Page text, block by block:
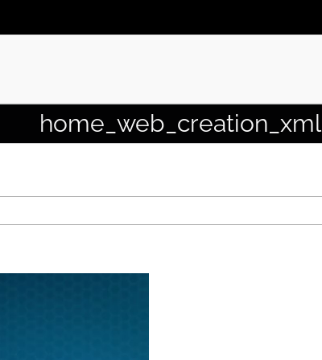
home_web_creation_xml